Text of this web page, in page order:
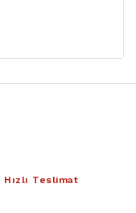
Hızlı Teslimat